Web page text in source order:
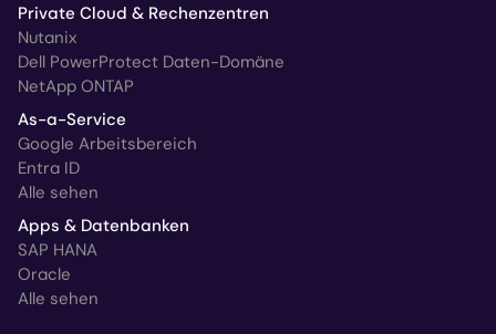
Private Cloud & Rechenzentren
Nutanix
Dell PowerProtect Daten-Domäne
NetApp ONTAP
As-a-Service
Google Arbeitsbereich
Entra ID
Alle sehen
Apps & Datenbanken
SAP HANA
Oracle
Alle sehen